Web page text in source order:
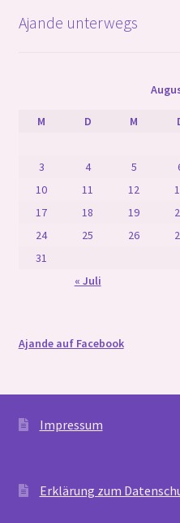
Ajande unterwegs
M D M
3
4 5
10
11 12
17
18 19
24
25 26
31
« Juli
Ajande auf Facebook
Impressum
Erklärung zum